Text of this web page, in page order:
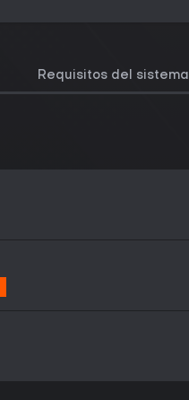
Requisitos del sistema